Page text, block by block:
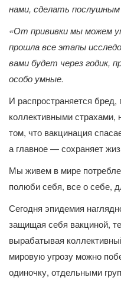
нами, сделать
«От прививки мы можем
прошла все этапы
вами будет через годик,
особо умные.
И распространяется
коллективными страхами,
том, что вакцинация
а главное — сохраняет
Мы живем в мире
полюби себя, все о себе,
Сегодня эпидемия
защищая себя вакциной,
вырабатывая
мировую угрозу можно
одиночку, отдельными